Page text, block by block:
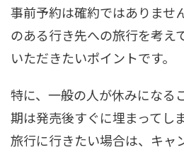
事前予約は確約ではありませ
のある行き先への旅行を考え
いただきたいポイントです。
特に、一般の人が休みになる
期は発売後すぐに埋まってし
旅行に行きたい場合は、キャ